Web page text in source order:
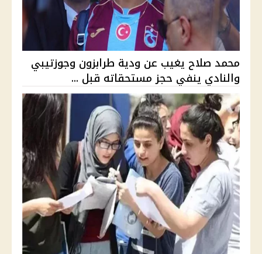
محمد صلاح يغيب عن ودية طرابزون وجوزتيبي
والنادي ينفي حجز مستحقاته قبل ...